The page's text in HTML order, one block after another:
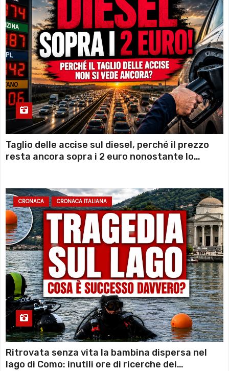
Taglio delle accise sul diesel, perché il prezzo
resta ancora sopra i 2 euro nonostante lo
CRONACA CRONACA ITALIANA
Ritrovata senza vita la bambina dispersa nel
lago di Como: inutili ore di ricerche dei